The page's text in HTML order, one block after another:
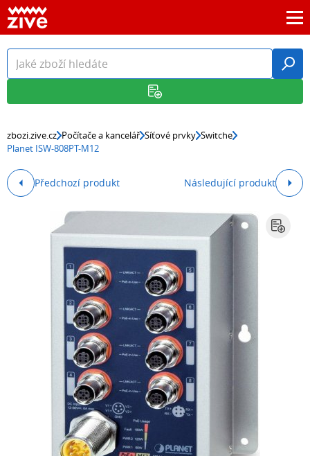
zbozi.zive.cz Počítače a kancelář Síťové prvky Switche
Planet ISW-808PT-M12
Předchozí produkt Následující produkt